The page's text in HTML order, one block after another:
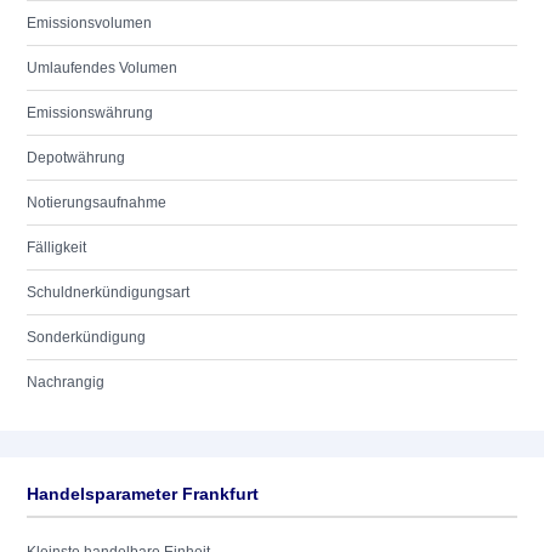
Emissionsvolumen
Umlaufendes Volumen
Emissionswährung
Depotwährung
Notierungsaufnahme
Fälligkeit
Schuldnerkündigungsart
Sonderkündigung
Nachrangig
Handelsparameter Frankfurt